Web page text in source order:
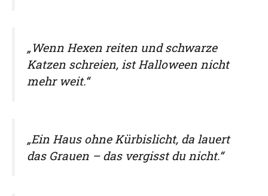
„Wenn Hexen reiten und schwarze
Katzen schreien, ist Halloween nicht
mehr weit.“
„Ein Haus ohne Kürbislicht, da lauert
das Grauen – das vergisst du nicht.“